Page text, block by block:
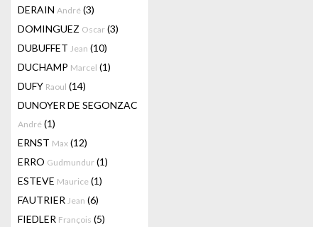
DERAIN André (3)
DOMINGUEZ Oscar (3)
DUBUFFET Jean (10)
DUCHAMP Marcel (1)
DUFY Raoul (14)
DUNOYER DE SEGONZAC
André (1)
ERNST Max (12)
ERRO Gudmundur (1)
ESTEVE Maurice (1)
FAUTRIER Jean (6)
FIEDLER François (5)